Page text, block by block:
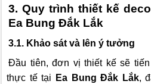
3. Quy trình thiết kế
Ea Bung Đắk Lắk
3.1. Khảo sát và lên ý tưởng
Đầu tiên, đơn vị thiết kế sẽ
thực tế tại Ea Bung Đắk Lắk,